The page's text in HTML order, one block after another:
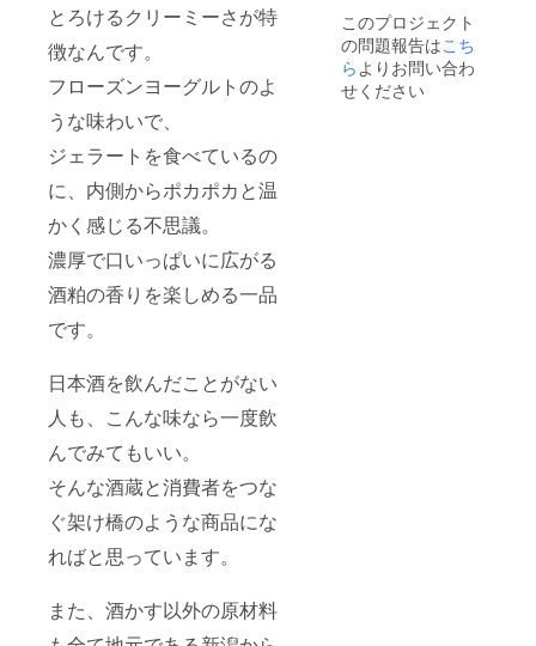
とろけるクリーミーさが特
徴なんです。
フローズンヨーグルトのよ
うな味わいで、
ジェラートを食べているの
に、内側からポカポカと温
かく感じる不思議。
濃厚で口いっぱいに広がる
酒粕の香りを楽しめる一品
です。
日本酒を飲んだことがない
人も、こんな味なら一度飲
んでみてもいい。
そんな酒蔵と消費者をつな
ぐ架け橋のような商品にな
ればと思っています。
また、酒かす以外の原材料
このプロジェクト
の問題報告はこち
らよりお問い合わ
せください